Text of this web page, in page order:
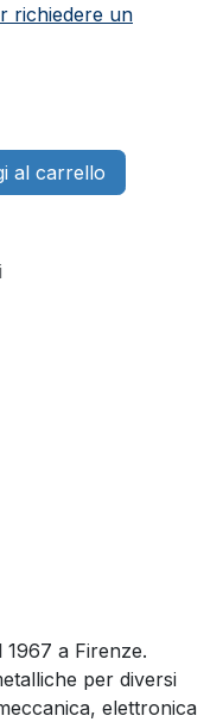
richiedere un
al carrello
a Firenze.
per diversi
elettronica